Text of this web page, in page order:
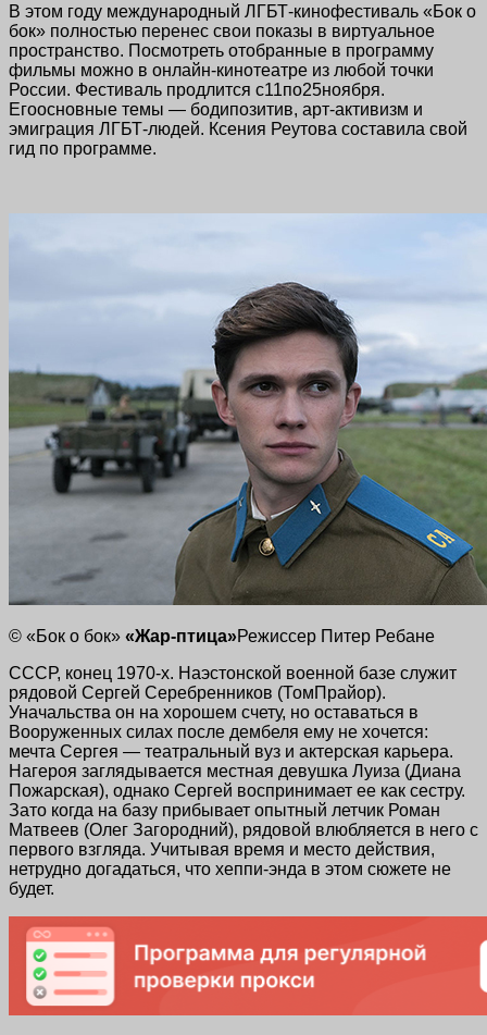
В этом году международный ЛГБТ-кинофестиваль «Бок о
бок» полностью перенес свои показы в виртуальное
пространство. Посмотреть отобранные в программу
фильмы можно в онлайн-кинотеатре из любой точки
России. Фестиваль продлится с11по25ноября.
Егоосновные темы — бодипозитив, арт-активизм и
эмиграция ЛГБТ-людей. Ксения Реутова составила свой
гид по программе.
© «Бок о бок» «Жар-птица»Режиссер Питер Ребане
СССР, конец 1970-х. Наэстонской военной базе служит
рядовой Сергей Серебренников (ТомПрайор).
Уначальства он на хорошем счету, но оставаться в
Вооруженных силах после дембеля ему не хочется:
мечта Сергея — театральный вуз и актерская карьера.
Нагероя заглядывается местная девушка Луиза (Диана
Пожарская), однако Сергей воспринимает ее как сестру.
Зато когда на базу прибывает опытный летчик Роман
Матвеев (Олег Загородний), рядовой влюбляется в него с
первого взгляда. Учитывая время и место действия,
нетрудно догадаться, что хеппи-энда в этом сюжете не
будет.